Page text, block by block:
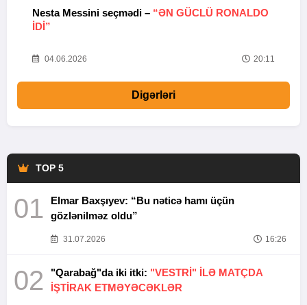
Nesta Messini seçmədi – “ƏN GÜCLÜ RONALDO
IDI”
04.06.2026 20:11
Digərləri
TOP 5
01
Elmar Baxşıyev: “Bu nəticə hamı üçün
gözlənilməz oldu”
31.07.2026 16:26
02 "Qarabağ"da iki itki: "VESTRİ" İLƏ MATÇDA
İŞTİRAK ETMƏYƏCƏKLƏR